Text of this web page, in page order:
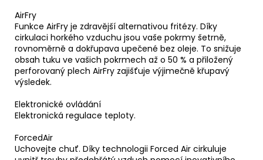
AirFry
Funkce AirFry je zdravější alternativou fritézy. Díky
cirkulaci horkého vzduchu jsou vaše pokrmy šetrně,
rovnoměrně a dokřupava upečené bez oleje. To snižuje
obsah tuku ve vašich pokrmech až o 50 % a přiložený
perforovaný plech AirFry zajišťuje výjimečně křupavý
výsledek.
Elektronické ovládání
Elektronická regulace teploty.
ForcedAir
Uchovejte chuť. Díky technologii Forced Air cirkuluje